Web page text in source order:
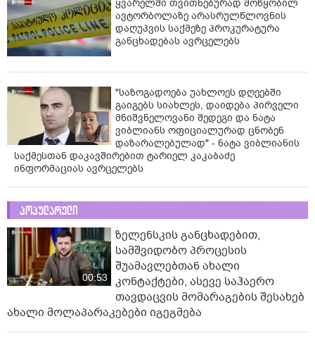
ყვარელში თვითნებურად მოწყობილ
ავტორბოლაზე არასრულწლოვნის
დაღუპვის საქმეზე პროკურატურა
განცხადებას ავრცელებს
"საზოგადოება უახლოეს დღეებში
გაიგებს სიახლეს, დაიდება პირველი
მნიშვნელოვანი შედეგი და ნატა
ვიბლიანს ოფიციალურად ცნობენ
დაზარალებულად" - ნატა ვიბლიანის
საქმესთან დაკავშირებით ტარიელ კაკაბაძე
ინფორმაციას ავრცელებს
პოპულარული
00:53
ზელენსკის განცხადებით,
სამშვიდობო პროცესის
შუამავლებთან ახალი
კონტაქტები, ასევე საჰაერო
თავდაცვის მომარაგების შესახებ
ახალი მოლაპარაკებები იგეგმება